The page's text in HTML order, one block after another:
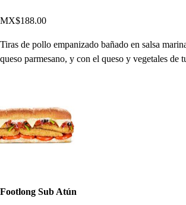
MX$188.00
Tiras de pollo empanizado bañado en salsa
queso parmesano, y con el queso y vegetales de
Footlong Sub Atún